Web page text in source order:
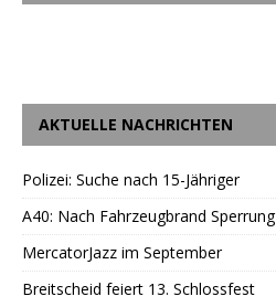
AKTUELLE NACHRICHTEN
Polizei: Suche nach 15-Jähriger
A40: Nach Fahrzeugbrand Sperrung
MercatorJazz im September
Breitscheid feiert 13. Schlossfest